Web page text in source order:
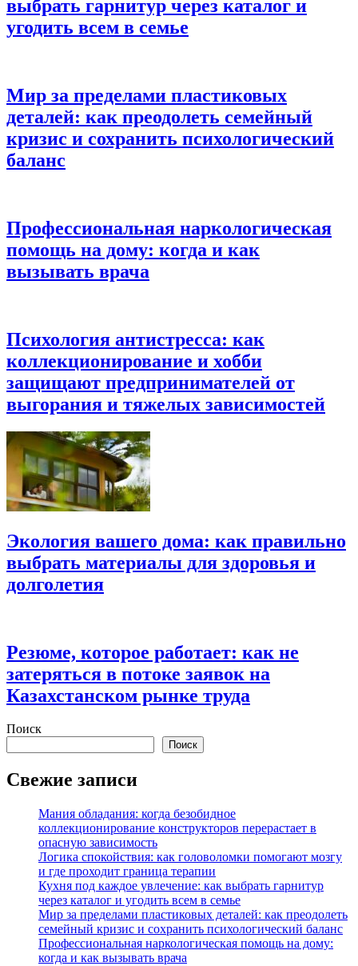
выбрать гарнитур через каталог и
угодить всем в семье
Мир за пределами пластиковых
деталей: как преодолеть семейный
кризис и сохранить психологический
баланс
Профессиональная наркологическая
помощь на дому: когда и как
вызывать врача
Психология антистресса: как
коллекционирование и хобби
защищают предпринимателей от
выгорания и тяжелых зависимостей
Экология вашего дома: как правильно
выбрать материалы для здоровья и
долголетия
Резюме, которое работает: как не
затеряться в потоке заявок на
Казахстанском рынке труда
Поиск
Поиск
Свежие записи
Мания обладания: когда безобидное
коллекционирование конструкторов перерастает в
опасную зависимость
Логика спокойствия: как головоломки помогают мозгу
и где проходит граница терапии
Кухня под каждое увлечение: как выбрать гарнитур
через каталог и угодить всем в семье
Мир за пределами пластиковых деталей: как преодолеть
семейный кризис и сохранить психологический баланс
Профессиональная наркологическая помощь на дому:
когда и как вызывать врача